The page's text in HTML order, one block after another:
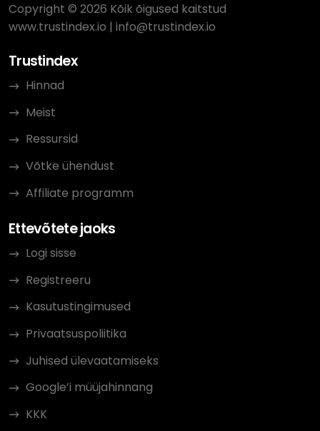
Copyright © 2026 Kõik õigused kaitstud
www.trustindex.io | info@trustindex.io
Trustindex
Hinnad
Meist
Ressursid
Võtke ühendust
Affiliate programm
Ettevõtete jaoks
Logi sisse
Registreeru
Kasutustingimused
Privaatsuspoliitika
Juhised ülevaatamiseks
Google’i müüjahinnang
KKK